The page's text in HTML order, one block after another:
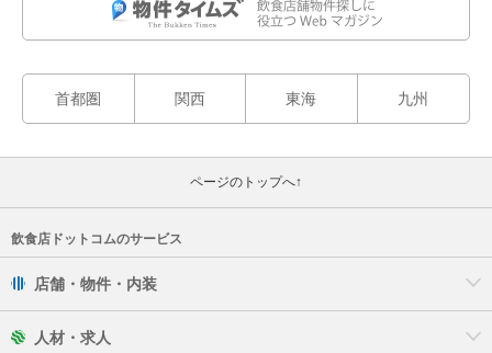
首都圏 関西 東海 九州
ページのトップへ↑
飲食店ドットコムのサービス
店舗・物件・内装
人材・求人